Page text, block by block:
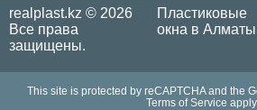
realplast.kz © 2026
Все права
защищены.
Пластиковые
окна в Алматы
This site is protected by reCAPTCHA and the
Terms of Service